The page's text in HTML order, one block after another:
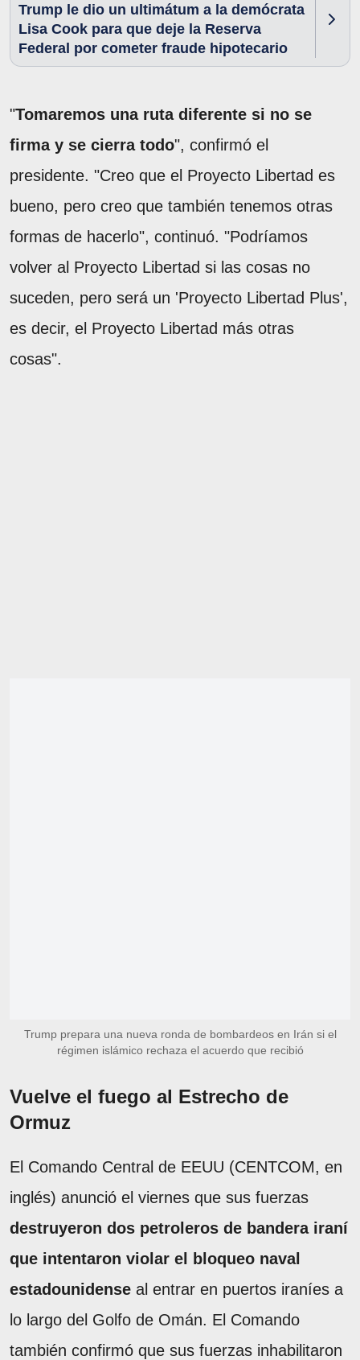
Trump le dio un ultimátum a la demócrata
Lisa Cook para que deje la Reserva
Federal por cometer fraude hipotecario
"Tomaremos una ruta diferente si no se
firma y se cierra todo", confirmó el
presidente. "Creo que el Proyecto Libertad es
bueno, pero creo que también tenemos otras
formas de hacerlo", continuó. "Podríamos
volver al Proyecto Libertad si las cosas no
suceden, pero será un 'Proyecto Libertad Plus',
es decir, el Proyecto Libertad más otras
cosas".
Trump prepara una nueva ronda de bombardeos en Irán si el
régimen islámico rechaza el acuerdo que recibió
Vuelve el fuego al Estrecho de
Ormuz
El Comando Central de EEUU (CENTCOM, en
inglés) anunció el viernes que sus fuerzas
destruyeron dos petroleros de bandera iraní
que intentaron violar el bloqueo naval
estadounidense al entrar en puertos iraníes a
lo largo del Golfo de Omán. El Comando
también confirmó que sus fuerzas inhabilitaron